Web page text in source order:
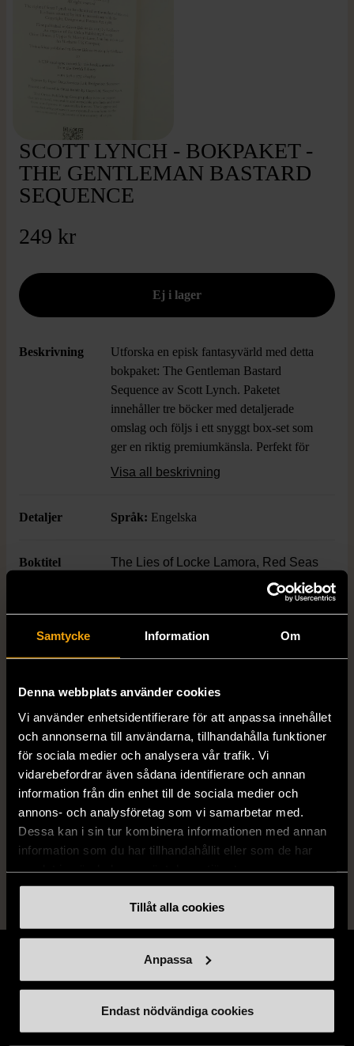
Samtycke Information Om
Denna webbplats använder cookies
Vi använder enhetsidentifierare för att anpassa innehållet
och annonserna till användarna, tillhandahålla funktioner
för sociala medier och analysera vår trafik. Vi
vidarebefordrar även sådana identifierare och annan
information från din enhet till de sociala medier och
annons- och analysföretag som vi samarbetar med.
Dessa kan i sin tur kombinera informationen med annan
information som du har tillhandahållit eller som de har
Tillåt alla cookies
Anpassa
Endast nödvändiga cookies
SCOTT LYNCH - BOKPAKET -
THE GENTLEMAN BASTARD
SEQUENCE
249 kr
Beskrivning
Utforska en episk fantasyvärld med detta
bokpaket: The Gentleman Bastard
Sequence av Scott Lynch. Paketet
innehåller tre böcker med detaljerade
omslag och följs i ett snyggt box-set som
ger en riktig premiumkänsla. Perfekt för
dig som älskar fantasy och vill ha en
Visa all beskrivning
Detaljer Språk: Engelska
Boktitel
The Lies of Locke Lamora, Red Seas
Under Red Skies, The Republic of
Författare
ISBN Se bilder
Skick Gott skick
Produkten har använts men är av fin
kvalitet, det kan förekomma mindre
förslitningar.
Läs mer om hur vi bedömer